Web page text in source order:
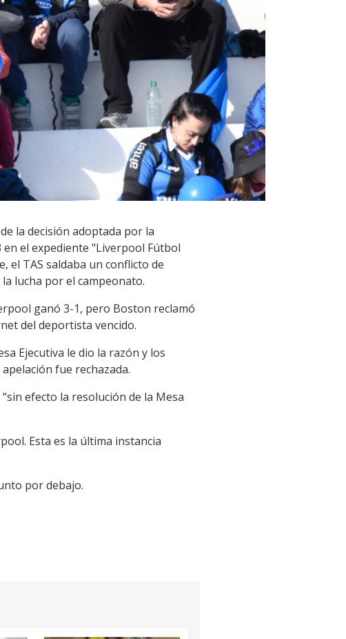
la decisión adoptada por la
en el expediente "Liverpool Fútbol
el TAS saldaba un conflicto de
lucha por el campeonato.
ganó 3-1, pero Boston reclamó
del deportista vencido.
Ejecutiva le dio la razón y los
fue rechazada.
efecto la resolución de la Mesa
Esta es la última instancia
por debajo.